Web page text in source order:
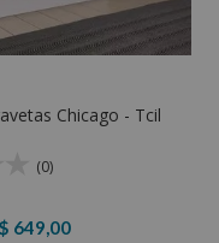
Cômoda 4 gavetas Chicago - Tcil
(0)
649,00